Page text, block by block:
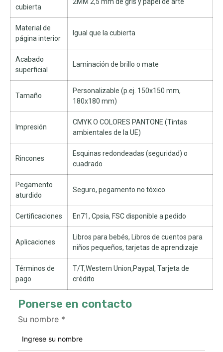
cubierta
Material de
página interior
Igual que la cubierta
Acabado
superficial
Laminación de brillo o mate
Tamaño
Personalizable (p.ej. 150x150 mm,
180x180 mm)
Impresión
CMYK O COLORES PANTONE (Tintas
ambientales de la UE)
Rincones
Esquinas redondeadas (seguridad) o
cuadrado
Pegamento
aturdido
Seguro, pegamento no tóxico
Certificaciones En71, Cpsia, FSC disponible a pedido
Aplicaciones
Libros para bebés, Libros de cuentos para
niños pequeños, tarjetas de aprendizaje
Términos de
pago
T/T,Western Union,Paypal, Tarjeta de
crédito
Ponerse en contacto
Su nombre *